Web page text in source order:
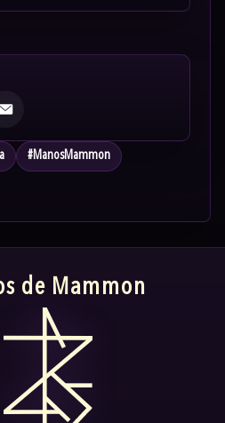
Email
#ManosMammon
de Mammon